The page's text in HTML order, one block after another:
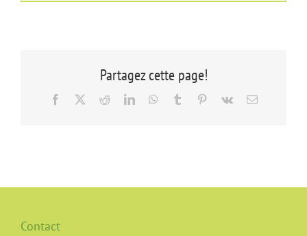
Partagez cette page!
Facebook RedditLinkedInWhatsApp
Tumblr Pinterest
Vk Email
Contact